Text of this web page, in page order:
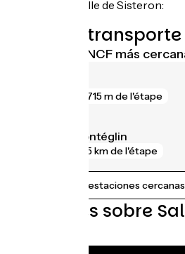
La Citadelle de Sisteron:
Trenes y
Estaciones SNCF más
715 m de l'étape
Laragne-Montéglin
5 km de l'étape
Mostrar las estaciones
Opiniones sobre